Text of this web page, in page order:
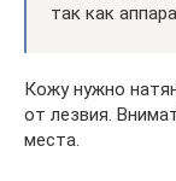
так как
Кожу нужно
от лезвия.
места.